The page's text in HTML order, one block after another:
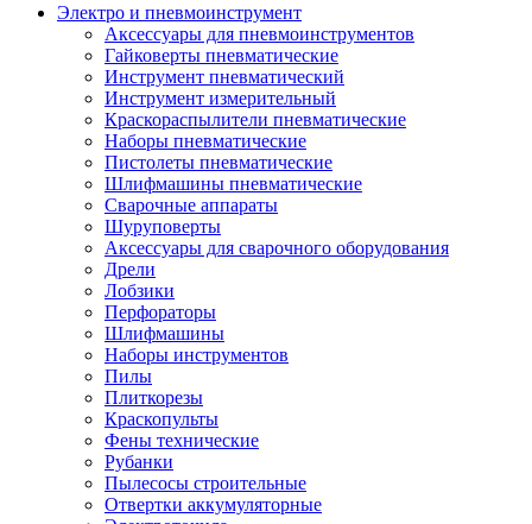
Инструмент ручной
Лопаты
Садово-посадочные инструменты
Садовые ножницы
Садовые пилы и ножи
Секаторы и сучкорезы
Топоры
Баллоны газовые
Мангалы и коптильни
Мебель для сада
Ножницы по металлу
Тележки садовые
Автомобильная техника
Автозвук
Автомагнитолы
Колонки
Усилители
Модуляторы fm
Аксессуары
Электроника
Видеорегистраторы
Радар-детекторы
Электро и пневмоинструмент
Аксессуары для пневмоинструментов
Гайковерты пневматические
Инструмент пневматический
Инструмент измерительный
Краскораспылители пневматические
Наборы пневматические
Пистолеты пневматические
Шлифмашины пневматические
Сварочные аппараты
Шуруповерты
Аксессуары для сварочного оборудования
Дрели
Лобзики
Перфораторы
Шлифмашины
Наборы инструментов
Пилы
Плиткорезы
Краскопульты
Фены технические
Рубанки
Пылесосы строительные
Отвертки аккумуляторные